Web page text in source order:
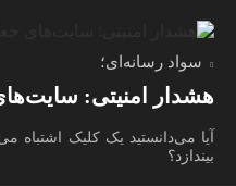
سواد رسانه‌ای؛
هشدار امنیتی:
آیا می‌دانستید یک کلیک
بیندازد؟